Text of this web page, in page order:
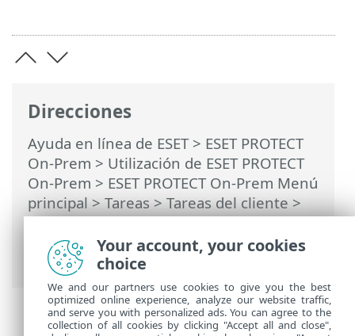
Direcciones
Ayuda en línea de ESET> ESET PROTECT
On-Prem > Utilización de ESET PROTECT
On-Prem > ESET PROTECT On-Prem Menú
principal>Tareas>Tareas del cliente>
Desencadenadores de la tarea del cliente
> Asignar una tarea del cliente a grupos
u ordenadores
Your account, your cookies
choice
We and our partners use cookies to give you the best
optimized online experience, analyze our website traffic,
and serve you with personalized ads. You can agree to the
collection of all cookies by clicking "Accept all and close",